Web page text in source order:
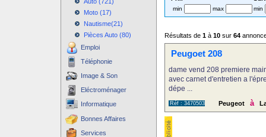
Moto (17)
Nautisme(21)
Pièces Auto (80)
Emploi
Téléphonie
Image & Son
Eléctroménager
Informatique
Bonnes Affaires
Services
min
max min
Résultats de 1à 10sur 64
Peugoet 208
dame vend 208 premiere
avec carnet d'entretien a
dépe ...
Réf : 3470503 Peugeot à